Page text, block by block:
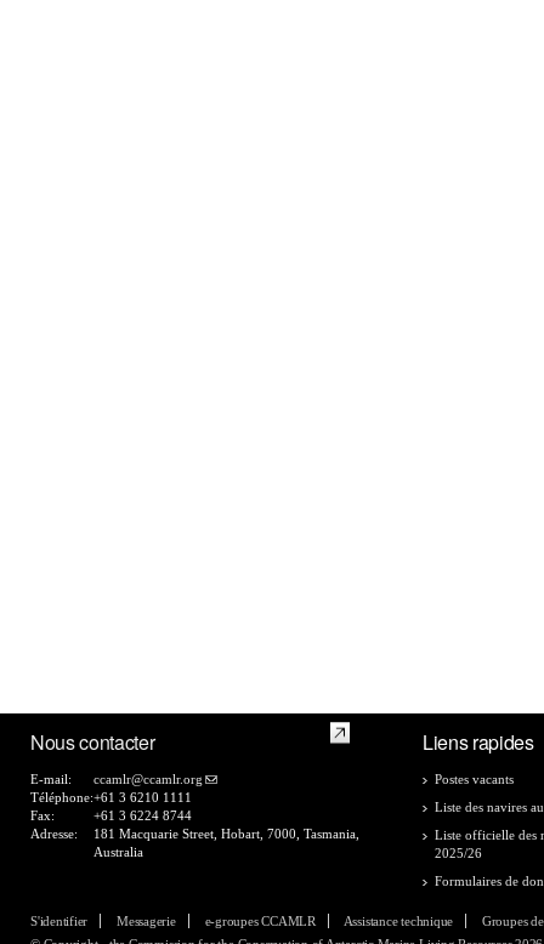
Nous contacter
E-mail:
ccamlr@ccamlr.org
Téléphone:+61 3 6210 1111
Fax:
+61 3 6224 8744
Adresse:
181 Macquarie Street, Hobart, 7000, Tasmania,
Australia
Liens rapides
Postes vacants
Liste des navires
Liste officielle des
2025/26
Formulaires de
S'identifier Messagerie e-groupes CCAMLR Assistance technique
Groupes